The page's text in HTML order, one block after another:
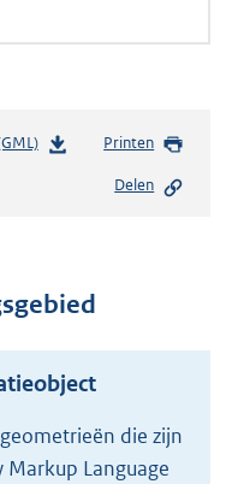
b
d
s
o
t
t
Printen
Delen
die zijn
Language